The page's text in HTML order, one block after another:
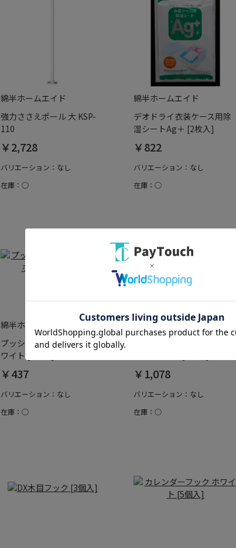
綿半ホームエイド
強力ささえポール 大 KSP-
110
￥2,728
バリエーション：なし
在庫：○
綿半ホームエイド
デオドライ衣装ケース用除
湿シートAg＋ [2枚入]
￥822
バリエーション：なし
在庫：○
綿半ホームエイド
プッシュ式吸盤フック(L) ホ
ワイト [1個入]
￥437
バリエーション：なし
在庫：○
綿半ホームエイド
￥1,078
バリエーション：なし
在庫：○